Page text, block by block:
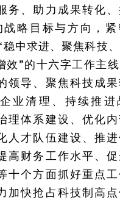
务、助力成果转化、
战略目标与方向，紧
中求进、聚焦科技
效”的十六字工作主
领导、聚焦科技成果
业清理、持续推进
理体系建设、优化
人才队伍建设、推
高财务工作水平、
十个方面抓好重点
加快抢占科技制高